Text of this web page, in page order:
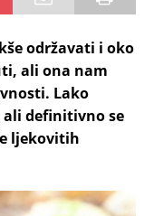
održavati i oko
ali ona nam
Lako
ali definitivno se
ljekovitih